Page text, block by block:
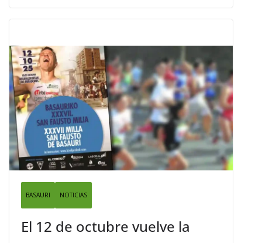
BASAURI NOTICIAS
El 12 de octubre vuelve la